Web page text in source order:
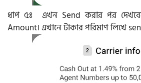
ধাপ ৫ঃ এখন Send করার পর
Amount। এখানে টাকার পরিমাণ লিখে